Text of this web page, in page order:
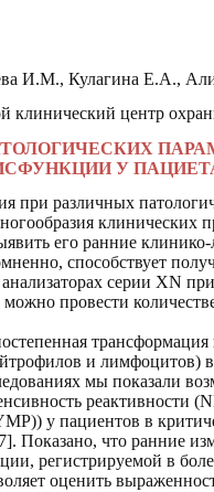
И.М., Кулагина Е.А.,
центр
У
при различных
клинических
его ранние
способствует
серии XN
провести
и лимфоцитов)
мы показали
реактивности (
у пациентов в
Показано, что ранние
регистрируемой в
оценить